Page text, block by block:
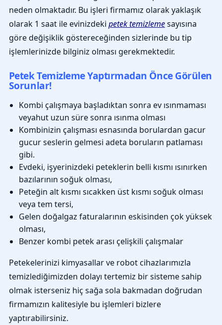
neden olmaktadır. Bu işleri firmamız olarak yaklaşık
olarak 1 saat ile evinizdeki petek temizlemesayısına
göre değişiklik göstereceğinden sizlerinde bu tip
işlemlerinizde bilginiz olması gerekmektedir.
Petek Temizleme Yaptırmadan Önce Görülen
Sorunlar!
Kombi çalışmaya başladıktan sonra ev ısınmaması
veyahut uzun süre sonra ısınma olması
Kombinizin çalışması esnasında borulardan gacur
gucur seslerin gelmesi adeta boruların patlaması
gibi.
Evdeki, işyerinizdeki peteklerin belli kısmı ısınırken
bazılarının soğuk olması,
Peteğin alt kısmı sıcakken üst kısmı soğuk olması
veya tem tersi,
Gelen doğalgaz faturalarının eskisinden çok yüksek
olması,
Benzer kombi petek arası çelişkili çalışmalar
Petekelerinizi kimyasallar ve robot cihazlarımızla
temizlediğimizden dolayı tertemiz bir sisteme sahip
olmak isterseniz hiç sağa sola bakmadan doğrudan
firmamızın kalitesiyle bu işlemleri bizlere
yaptırabilirsiniz.